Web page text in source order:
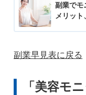
副業でモ
メリッ
副業早見表に戻る
「美容モ